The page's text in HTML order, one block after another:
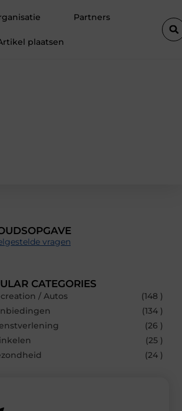
Partners
plaatsen
vragen
CATEGORIES
/ Autos
(148 )
(134 )
(26 )
(25 )
(24 )